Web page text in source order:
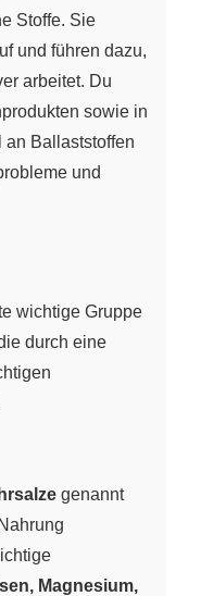
Stoffe. Sie
und führen dazu,
arbeitet. Du
sowie in
an Ballaststoffen
und
wichtige Gruppe
durch eine
genannt
Magnesium,